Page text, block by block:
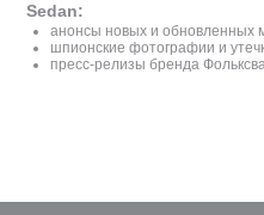
Sedan:
анонсы новых и обновленных
шпионские фотографии и
пресс-релизы бренда